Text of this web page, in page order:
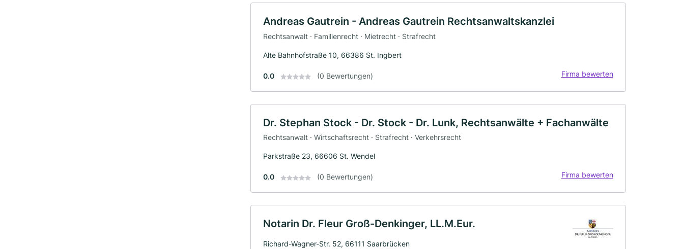
Andreas Gautrein - Andreas Gautrein Rechtsanwaltskanzlei
Rechtsanwalt · Familienrecht · Mietrecht · Strafrecht
Alte Bahnhofstraße 10, 66386 St. Ingbert
0.0 (0 Bewertungen) Firma bewerten
Dr. Stephan Stock - Dr. Stock - Dr. Lunk, Rechtsanwälte + Fachanwälte
Rechtsanwalt · Wirtschaftsrecht · Strafrecht · Verkehrsrecht
Parkstraße 23, 66606 St. Wendel
0.0 (0 Bewertungen) Firma bewerten
Notarin Dr. Fleur Groß-Denkinger, LL.M.Eur.
Richard-Wagner-Str. 52, 66111 Saarbrücken